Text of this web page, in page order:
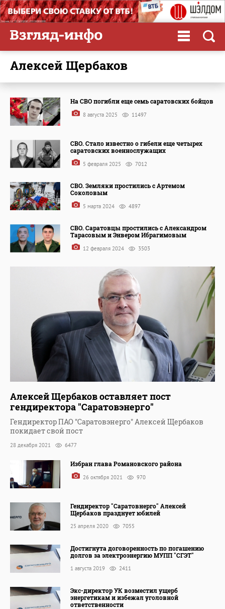
Алексей Щербаков
На СВО погибли еще семь саратовских бойцов
8 августа 2025 11497
СВО. Стало известно о гибели еще четырех
саратовских военнослужащих
5 февраля 2025 7012
СВО. Земляки простились с Артемом
Соколовым
5 марта 2024 4897
СВО. Саратовцы простились с Александром
Тарасовым и Энвером Ибрагимовым
12 февраля 2024 3503
Алексей Щербаков оставляет пост
гендиректора "Саратовэнерго"
Гендиректор ПАО "Саратовэнерго" Алексей Щербаков
покидает свой пост
28 декабря 2021 6477
Избран глава Романовского района
26 октября 2021 970
Гендиректор "Саратовнерго" Алексей
Щербаков празднует юбилей
25 апреля 2020 7055
Достигнута договоренность по погашению
долгов за электроэнергию МУПП "СГЭТ"
1 августа 2019 2411
Экс-директор УК возместил ущерб
энергетикам и избежал уголовной
ответственности